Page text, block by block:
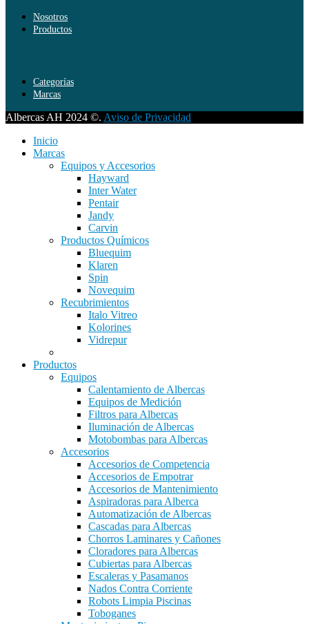
Nosotros
Productos
Categorías
Marcas
Albercas AH 2024 ©. Aviso de Privacidad
Inicio
Marcas
Equipos y Accesorios
Hayward
Inter Water
Pentair
Jandy
Carvin
Productos Químicos
Bluequim
Klaren
Spin
Novequim
Recubrimientos
Italo Vitreo
Kolorines
Vidrepur
Productos
Equipos
Calentamiento de Albercas
Equipos de Medición
Filtros para Albercas
Iluminación de Albercas
Motobombas para Albercas
Accesorios
Accesorios de Competencia
Accesorios de Empotrar
Accesorios de Mantenimiento
Aspiradoras para Alberca
Automatización de Albercas
Cascadas para Albercas
Chorros Laminares y Cañones
Cloradores para Albercas
Cubiertas para Albercas
Escaleras y Pasamanos
Nados Contra Corriente
Robots Limpia Piscinas
Toboganes